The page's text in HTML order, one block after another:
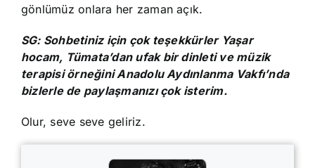
gönlümüz onlara her zaman açık.
SG: Sohbetiniz için çok teşekkürler Yaşar
hocam, Tümata’dan ufak bir dinleti ve müzik
terapisi örneğini Anadolu Aydınlanma Vakfı’nda
bizlerle de paylaşmanızı çok isterim.
Olur, seve seve geliriz.